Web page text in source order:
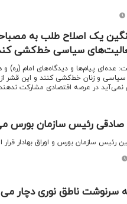
یک اصلاح طلب به
سیاسی خط‌کشی
عده‌ای پیام‌ها و دیدگاه‌های امام
و زنان خط‌کشی کنند و این قشر
نمی‌آید در عرصه اقتصادی مشارکت
صادقی رئیس سازمان بورس
رئیس سازمان بورس و اوراق بهادار
سرنوشت ناطق نوری دچار